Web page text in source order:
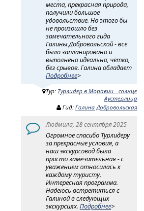
места, прекрасная природа,
получили большое
удовольствие. Но этого бы
не произошло без
замечательного гида
Галины Добровольской - все
было запланировано и
выполнено идеально, чётко,
без срывов. Галина обладает
Подробнее>
Тур: Турлидер в Моравии - солнце
Аустерлица
Гид:Галина Добровольская
Людмила, 28 сентября 2025
Огромное спасибо Турлидеру
за прекрасные условия, а
наш экскурсовод была
просто замечательная - с
уважением относилась к
каждому туристу.
Интересная программа.
Надеюсь встретиться с
Галиной в следующих
экскурсиях.Подробнее>